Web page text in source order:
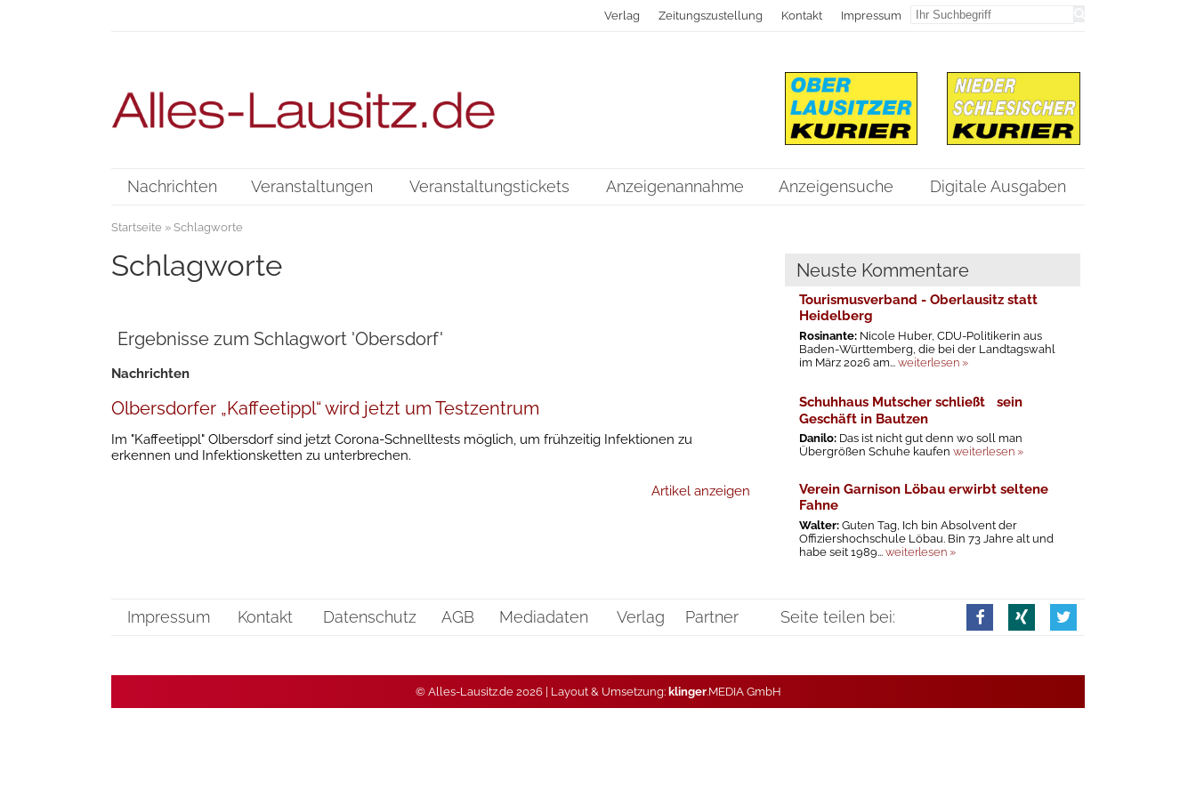
Verlag Zeitungszustellung Kontakt Impressum
Nachrichten Veranstaltungen Veranstaltungstickets Anzeigenannahme Anzeigensuche Digitale Ausgaben
Startseite» Schlagworte
Schlagworte
Ergebnisse zum Schlagwort 'Obersdorf'
Nachrichten
Olbersdorfer „Kaffeetippl“ wird jetzt um Testzentrum
Im "Kaffeetippl" Olbersdorf sind jetzt Corona-Schnelltests möglich, um frühzeitig Infektionen zu
erkennen und Infektionsketten zu unterbrechen.
Artikel anzeigen
Neuste Kommentare
Tourismusverband - Oberlausitz statt
Heidelberg
Rosinante: Nicole Huber, CDU-Politikerin aus
Baden-Württemberg, die bei der Landtagswahl
im März 2026 am...weiterlesen »
Schuhhaus Mutscher schließt sein
Geschäft in Bautzen
Danilo: Das ist nicht gut denn wo soll man
Übergrößen Schuhe kaufenweiterlesen »
Verein Garnison Löbau erwirbt seltene
Fahne
Walter:Guten Tag, Ich bin Absolvent der
Offiziershochschule Löbau. Bin 73 Jahre alt und
habe seit 1989...weiterlesen »
Impressum Kontakt Datenschutz AGB Mediadaten Verlag Partner Seite teilen bei:
© Alles-Lausitz.de 2026 | Layout & Umsetzung: klinger.MEDIA GmbH